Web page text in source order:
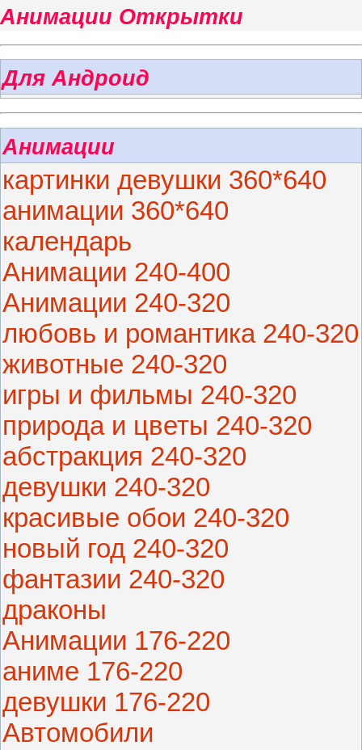
Анимации Открытки
Для Андроид
Анимации
картинки девушки 360*640
анимации 360*640
календарь
Анимации 240-400
Анимации 240-320
любовь и романтика 240-320
животные 240-320
игры и фильмы 240-320
природа и цветы 240-320
абстракция 240-320
девушки 240-320
красивые обои 240-320
новый год 240-320
фантазии 240-320
драконы
Анимации 176-220
аниме 176-220
девушки 176-220
Автомобили